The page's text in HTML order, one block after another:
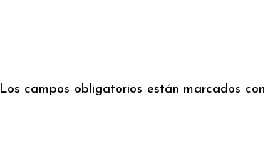
Los campos obligatorios están marcados